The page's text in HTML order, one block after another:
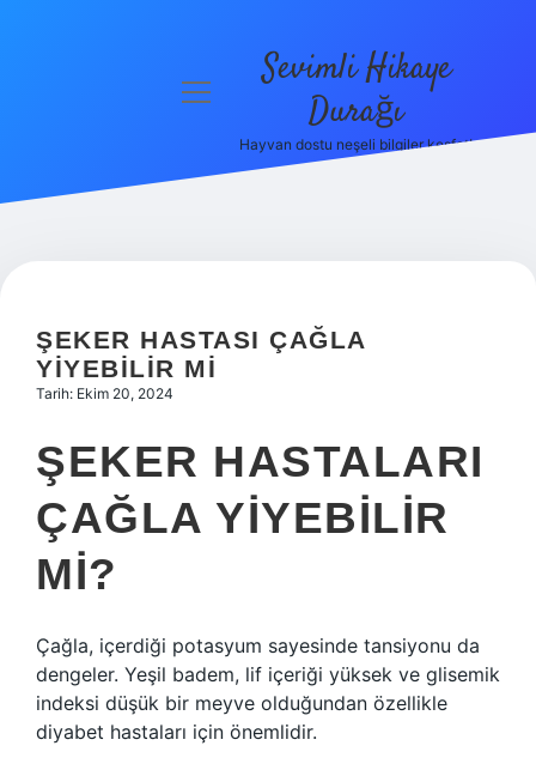
Hakkımızda
menüyü
Sevimli Hikaye
Durağı
Hayvan dostu neşeli bilgiler keşfet!
ŞEKER HASTASI ÇAĞLA
YIYEBILIR MI
Tarih: Ekim 20, 2024
ŞEKER HASTALARI
ÇAĞLA YIYEBILIR
MI?
Çağla, içerdiği potasyum sayesinde tansiyonu da
dengeler. Yeşil badem, lif içeriği yüksek ve glisemik
indeksi düşük bir meyve olduğundan özellikle
diyabet hastaları için önemlidir.